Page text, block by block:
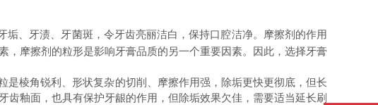
垢 牙渍、牙菌斑 ， 令牙齿亮丽洁白 ，保持口腔洁净。摩擦剂的作用
摩擦剂的粒形是影响牙膏品质的另一个重要因素。 因此，选择牙膏
棱角锐利、形状复杂的切削、摩擦作用强，除垢更快更彻底，但长
釉面，也具有保护牙龈的作用，但除垢效果欠佳，需要适当延长刷